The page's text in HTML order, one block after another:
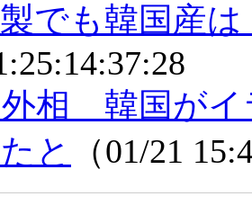
でも韓国産は
相 韓国がイ
と
（01/21